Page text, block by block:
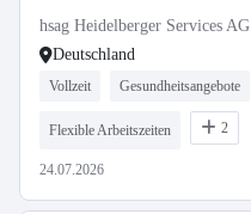
hsag Heidelberger Services AG
Deutschland
Vollzeit Gesundheitsangebote
Flexible Arbeitszeiten 2
24.07.2026